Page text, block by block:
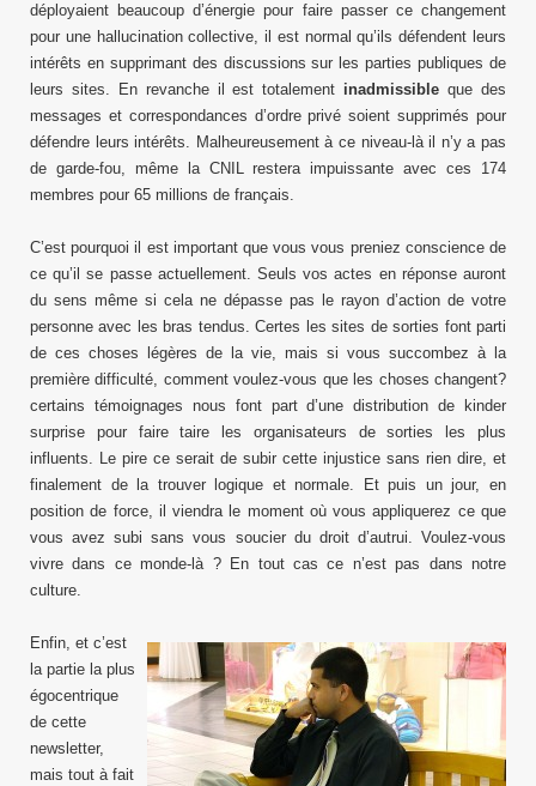
déployaient beaucoup d’énergie pour faire passer ce changement
pour une hallucination collective, il est normal qu’ils défendent leurs
intérêts en supprimant des discussions sur les parties publiques de
leurs sites. En revanche il est totalement inadmissible que des
messages et correspondances d’ordre privé soient supprimés pour
défendre leurs intérêts. Malheureusement à ce niveau-là il n’y a pas
de garde-fou, même la CNIL restera impuissante avec ces 174
membres pour 65 millions de français.
C’est pourquoi il est important que vous vous preniez conscience de
ce qu’il se passe actuellement. Seuls vos actes en réponse auront
du sens même si cela ne dépasse pas le rayon d’action de votre
personne avec les bras tendus. Certes les sites de sorties font parti
de ces choses légères de la vie, mais si vous succombez à la
première difficulté, comment voulez-vous que les choses changent?
certains témoignages nous font part d’une distribution de kinder
surprise pour faire taire les organisateurs de sorties les plus
influents. Le pire ce serait de subir cette injustice sans rien dire, et
finalement de la trouver logique et normale. Et puis un jour, en
position de force, il viendra le moment où vous appliquerez ce que
vous avez subi sans vous soucier du droit d’autrui. Voulez-vous
vivre dans ce monde-là ? En tout cas ce n’est pas dans notre
culture.
Enfin, et c’est
la partie la plus
égocentrique
de cette
newsletter,
mais tout à fait